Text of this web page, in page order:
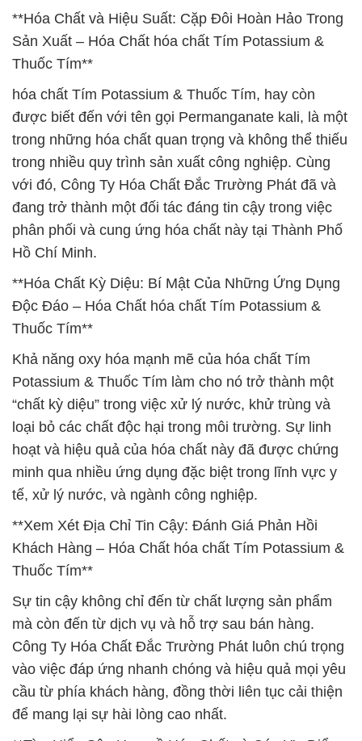
**Hóa Chất và Hiệu Suất: Cặp Đôi Hoàn Hảo Trong
Sản Xuất – Hóa Chất hóa chất Tím Potassium &
Thuốc Tím**
hóa chất Tím Potassium & Thuốc Tím, hay còn
được biết đến với tên gọi Permanganate kali, là một
trong những hóa chất quan trọng và không thể thiếu
trong nhiều quy trình sản xuất công nghiệp. Cùng
với đó, Công Ty Hóa Chất Đắc Trường Phát đã và
đang trở thành một đối tác đáng tin cậy trong việc
phân phối và cung ứng hóa chất này tại Thành Phố
Hồ Chí Minh.
**Hóa Chất Kỳ Diệu: Bí Mật Của Những Ứng Dụng
Độc Đáo – Hóa Chất hóa chất Tím Potassium &
Thuốc Tím**
Khả năng oxy hóa mạnh mẽ của hóa chất Tím
Potassium & Thuốc Tím làm cho nó trở thành một
“chất kỳ diệu” trong việc xử lý nước, khử trùng và
loại bỏ các chất độc hại trong môi trường. Sự linh
hoạt và hiệu quả của hóa chất này đã được chứng
minh qua nhiều ứng dụng đặc biệt trong lĩnh vực y
tế, xử lý nước, và ngành công nghiệp.
**Xem Xét Địa Chỉ Tin Cậy: Đánh Giá Phản Hồi
Khách Hàng – Hóa Chất hóa chất Tím Potassium &
Thuốc Tím**
Sự tin cậy không chỉ đến từ chất lượng sản phẩm
mà còn đến từ dịch vụ và hỗ trợ sau bán hàng.
Công Ty Hóa Chất Đắc Trường Phát luôn chú trọng
vào việc đáp ứng nhanh chóng và hiệu quả mọi yêu
cầu từ phía khách hàng, đồng thời liên tục cải thiện
để mang lại sự hài lòng cao nhất.